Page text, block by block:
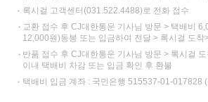
록시걸 고객센터(031.522.4488)로 전화 접수
교환 접수 후 CJ대한통운 기사님 방문 > 택배비
12,000원)동봉 또는 입금하여 전달 > 록시걸 도착
반품 접수 후 CJ대한통운 기사님 방문 > 록시걸
이내 택배비 차감 또는 입금 확인 후 환불
택배비 입금 계좌 : 국민은행 515537-01-017828